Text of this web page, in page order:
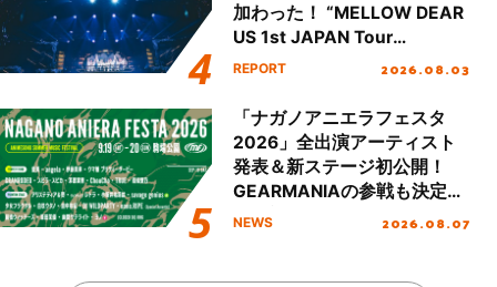
加わった！ “MELLOW DEAR
US 1st JAPAN Tour
Final「NICE to meet YOU
ート!!
REPORT 2026.08.03
「ナガノアニエラフェスタ
2026」全出演アーティスト
発表＆新ステージ初公開！
GEARMANIAの参戦も決定
し、初となる第3ステージの
NEWS 2026.08.07